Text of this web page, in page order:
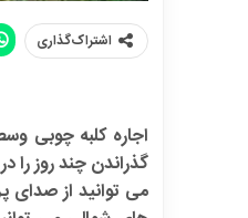
اشتراک‌گذاری
اجاره کلبه چوبی
گذراندن چند روز
می توانید از صدای